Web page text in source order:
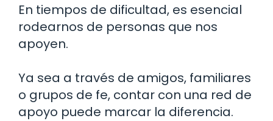
En tiempos de dificultad, es esencial
rodearnos de personas que nos
apoyen.
Ya sea a través de amigos, familiares
o grupos de fe, contar con una red de
apoyo puede marcar la diferencia.